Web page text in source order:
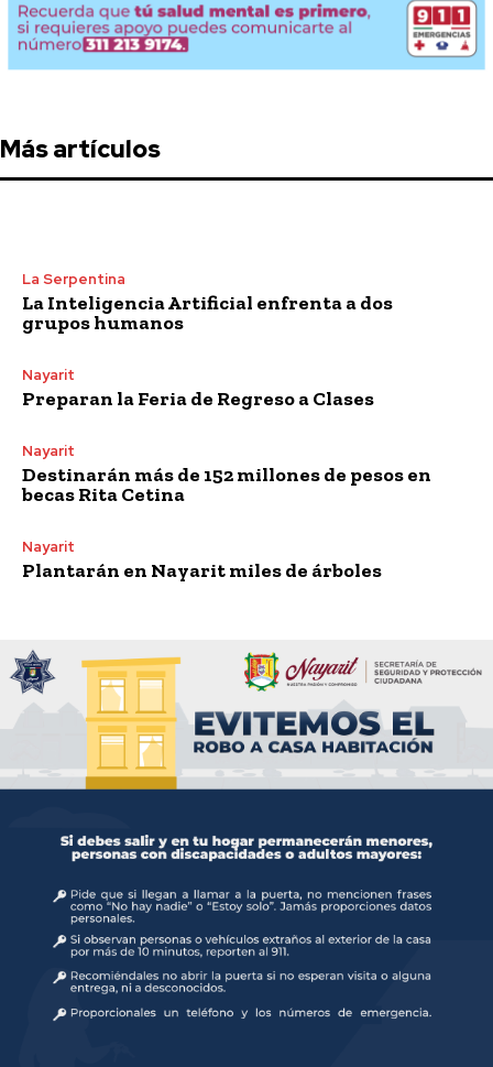
Más artículos
La Serpentina
La Inteligencia Artificial enfrenta a dos
grupos humanos
Nayarit
Preparan la Feria de Regreso a Clases
Nayarit
Destinarán más de 152 millones de pesos en
becas Rita Cetina
Nayarit
Plantarán en Nayarit miles de árboles